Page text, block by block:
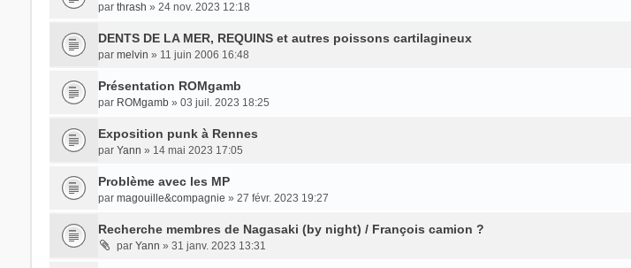
par thrash » 24 nov. 2023 12:18
DENTS DE LA MER, REQUINS et autres poissons cartilagineux
par melvin » 11 juin 2006 16:48
Présentation ROMgamb
par ROMgamb» 03 juil. 2023 18:25
Exposition punk à Rennes
par Yann » 14 mai 2023 17:05
Problème avec les MP
par magouille&compagnie » 27 févr. 2023 19:27
Recherche membres de Nagasaki (by night) / François camion ?
par Yann » 31 janv. 2023 13:31